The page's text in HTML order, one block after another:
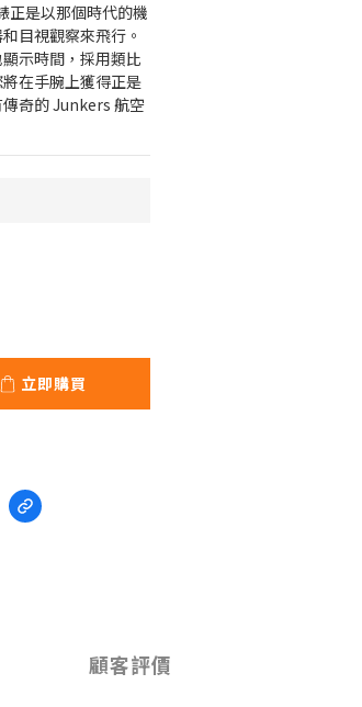
是以那個時代的機
目視觀察來飛行。
示時間，採用類比
在手腕上獲得正是
奇的 Junkers 航空
立即購買
顧客評價